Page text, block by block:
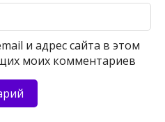
и адрес сайта в этом
моих комментариев